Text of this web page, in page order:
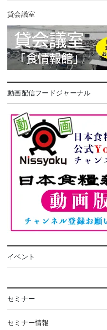
貸会議室
動画配信フードジャーナル
イベント
セミナー
セミナー情報